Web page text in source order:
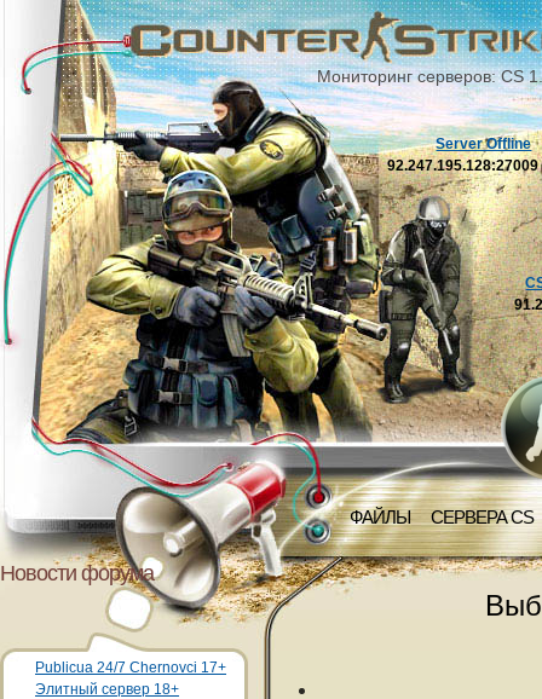
Мониторинг серверов: CS
ФАЙЛЫ СЕРВЕРА CS
Server Offline
92.247.195.128:27009
Новости форума
Publicua 24/7 Chernovci 17+
Элитный сервер 18+